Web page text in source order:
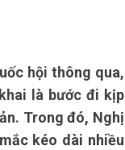
hội thông qua,
là bước đi kịp
Trong đó, Nghị
kéo dài nhiều